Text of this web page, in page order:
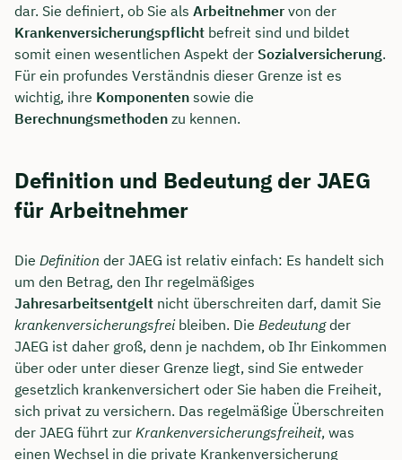
dar. Sie definiert, ob Sie als Arbeitnehmer von der
Krankenversicherungspflicht befreit sind und bildet
somit einen wesentlichen Aspekt der Sozialversicherung.
Für ein profundes Verständnis dieser Grenze ist es
wichtig, ihre Komponenten sowie die
Berechnungsmethoden zu kennen.
Definition und Bedeutung der JAEG
für Arbeitnehmer
Die Definition der JAEG ist relativ einfach: Es handelt sich
um den Betrag, den Ihr regelmäßiges
Jahresarbeitsentgelt nicht überschreiten darf, damit Sie
krankenversicherungsfreibleiben. Die Bedeutungder
JAEG ist daher groß, denn je nachdem, ob Ihr Einkommen
über oder unter dieser Grenze liegt, sind Sie entweder
gesetzlich krankenversichert oder Sie haben die Freiheit,
sich privat zu versichern. Das regelmäßige Überschreiten
der JAEG führt zur Krankenversicherungsfreiheit, was
einen Wechsel in die private Krankenversicherung